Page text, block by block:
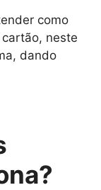
como
neste
dando